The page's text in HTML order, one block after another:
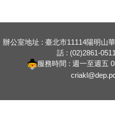
辦公室地址 : 臺北市11114陽明山
話 : (02)2861-
服務時間 : 週一至週五